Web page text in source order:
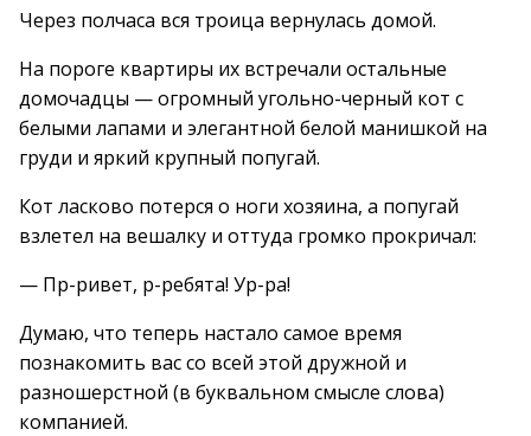
Через полчаса вся троица вернулась домой.
На пороге квартиры их встречали остальные
домочадцы — огромный угольно-черный кот с
белыми лапами и элегантной белой манишкой на
груди и яркий крупный попугай.
Кот ласково потерся о ноги хозяина, а попугай
взлетел на вешалку и оттуда громко прокричал:
— Пр-ривет, р-ребята! Ур-ра!
Думаю, что теперь настало самое время
познакомить вас со всей этой дружной и
разношерстной (в буквальном смысле слова)
компанией.